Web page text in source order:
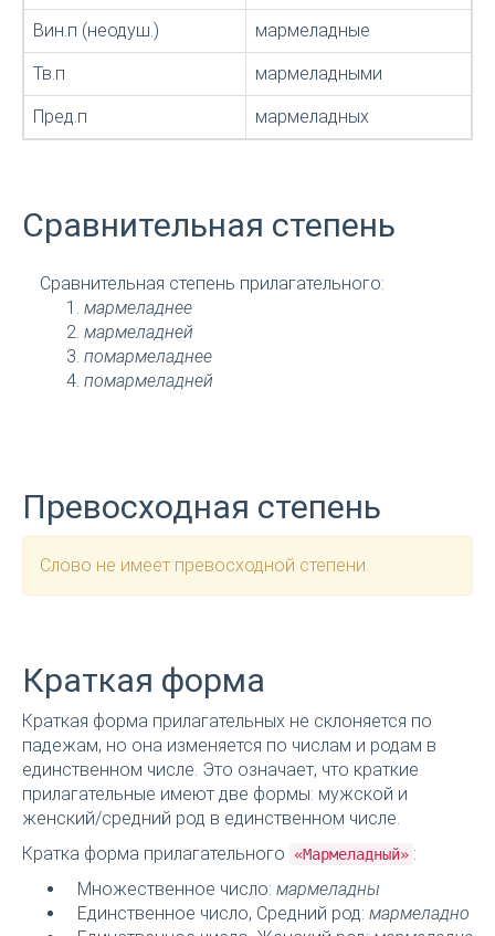
Вин.п (неодуш.) мармеладные
Тв.п мармеладными
Пред.п мармеладных
Сравнительная степень
Сравнительная степень прилагательного:
мармеладнее
мармеладней
помармеладнее
помармеладней
Превосходная степень
Слово не имеет превосходной степени.
Краткая форма
Краткая форма прилагательных не склоняется по
падежам, но она изменяется по числам и родам в
единственном числе. Это означает, что краткие
прилагательные имеют две формы: мужской и
женский/средний род в единственном числе.
Кратка форма прилагательного
«Мармеладный» :
Множественное число: мармеладны
Единственное число, Средний род: мармеладно